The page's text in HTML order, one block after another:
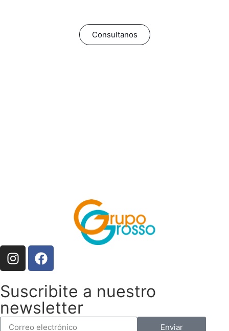
Consultanos
Suscribite a nuestro
newsletter
Enviar